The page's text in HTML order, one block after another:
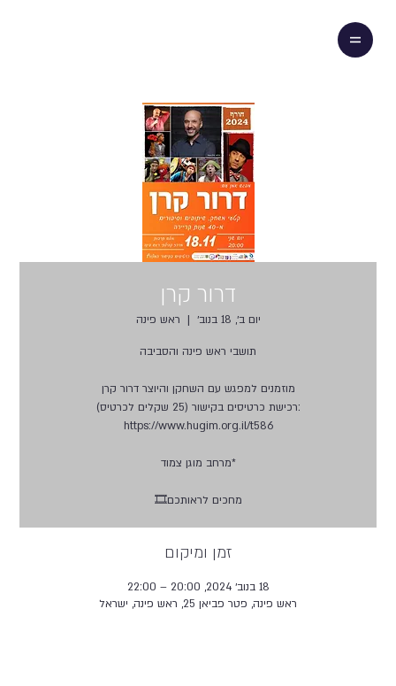
דרור קרן
יום ב׳, 18 בנוב׳
  |
ראש פינה
מחכים לראותכם🎞️
זמן ומיקום
18 בנוב׳ 2024, 20:00 – 22:00
ראש פינה, פטר פביאן 25, ראש פינה, ישראל